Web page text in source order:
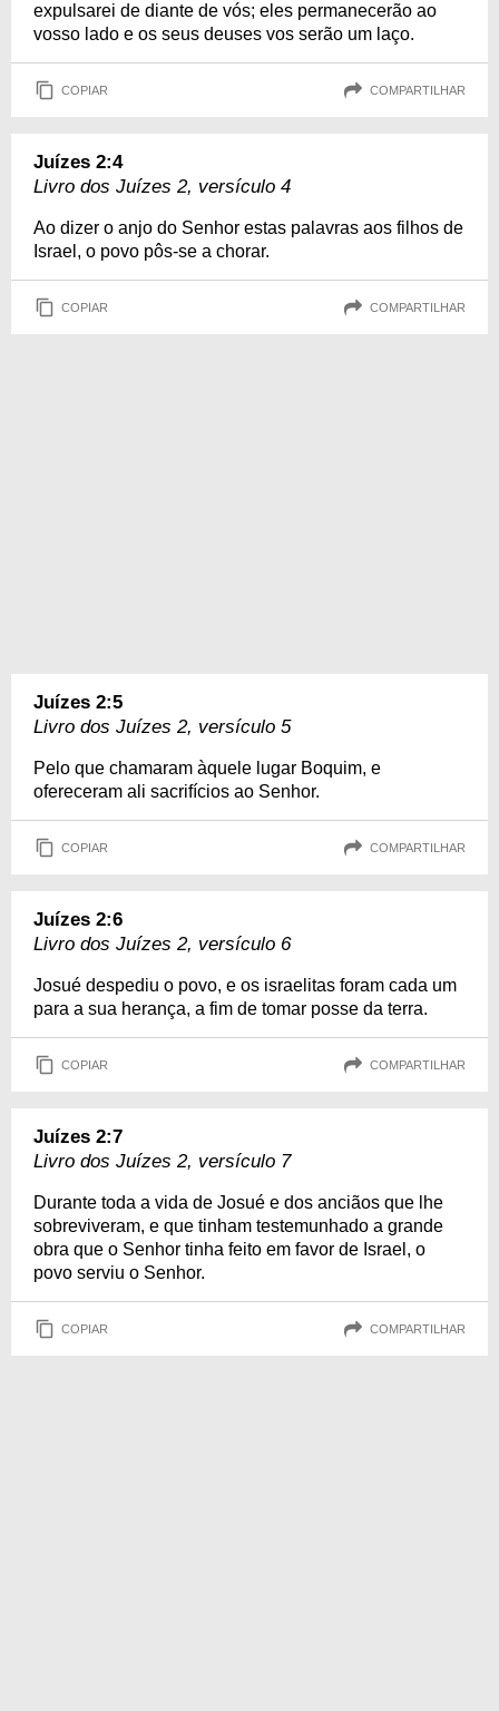
expulsarei de diante de vós; eles permanecerão ao
vosso lado e os seus deuses vos serão um laço.
COPIAR COMPARTILHAR
Juízes 2:4
Livro dos Juízes 2, versículo 4
Ao dizer o anjo do Senhor estas palavras aos filhos de
Israel, o povo pôs-se a chorar.
COPIAR COMPARTILHAR
Juízes 2:5
Livro dos Juízes 2, versículo 5
Pelo que chamaram àquele lugar Boquim, e
ofereceram ali sacrifícios ao Senhor.
COPIAR COMPARTILHAR
Juízes 2:6
Livro dos Juízes 2, versículo 6
Josué despediu o povo, e os israelitas foram cada um
para a sua herança, a fim de tomar posse da terra.
COPIAR COMPARTILHAR
Juízes 2:7
Livro dos Juízes 2, versículo 7
Durante toda a vida de Josué e dos anciãos que lhe
sobreviveram, e que tinham testemunhado a grande
obra que o Senhor tinha feito em favor de Israel, o
povo serviu o Senhor.
COPIAR COMPARTILHAR